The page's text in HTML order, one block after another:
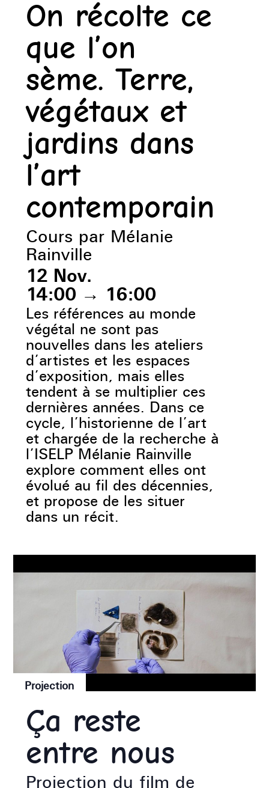
On récolte ce
que l’on
sème. Terre,
végétaux et
jardins dans
l’art
contemporain
Cours par Mélanie
Rainville
12 Nov.
14:00 → 16:00
Les références au monde
végétal ne sont pas
nouvelles dans les ateliers
d’artistes et les espaces
d’exposition, mais elles
tendent à se multiplier ces
dernières années. Dans ce
cycle, l’historienne de l’art
et chargée de la recherche à
l’ISELP Mélanie Rainville
explore comment elles ont
évolué au fil des décennies,
et propose de les situer
dans un récit.
Projection
Ça reste
entre nous
Projection du film de